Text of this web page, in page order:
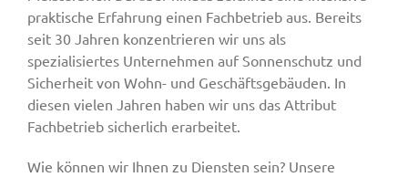
praktische Erfahrung einen Fachbetrieb aus. Bereits
seit 30 Jahren konzentrieren wir uns als
spezialisiertes Unternehmen auf Sonnenschutz und
Sicherheit von Wohn- und Geschäftsgebäuden. In
diesen vielen Jahren haben wir uns das Attribut
Fachbetrieb sicherlich erarbeitet.
Wie können wir Ihnen zu Diensten sein? Unsere